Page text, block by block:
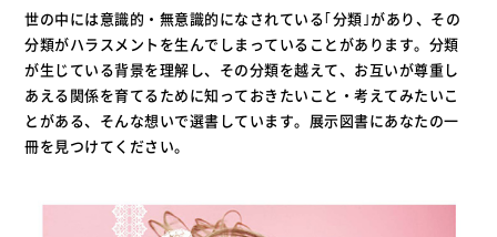
世の中には意識的・無意識的になされている｢分類｣があり、その
分類がハラスメントを生んでしまっていることがあります。分類
が生じている背景を理解し、その分類を越えて、お互いが尊重し
あえる関係を育てるために知っておきたいこと・考えてみたいこ
とがある、そんな想いで選書しています。展示図書にあなたの一
冊を見つけてください。